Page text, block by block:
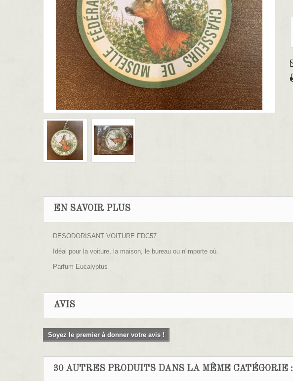
EN SAVOIR PLUS
DESODORISANT VOITURE FDC57
Idéal pour la voiture, la maison, le bureau ou n'importe où.
Parfum Eucalyptus
AVIS
Soyez le premier à donner votre avis !
30 AUTRES PRODUITS DANS LA MÊME CATÉGORIE :